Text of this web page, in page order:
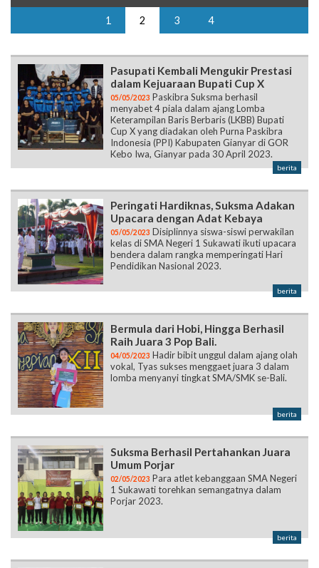
1 2 3 4
Pasupati Kembali Mengukir Prestasi
dalam Kejuaraan Bupati Cup X
05/05/2023 Paskibra Suksma berhasil
menyabet 4 piala dalam ajang Lomba
Keterampilan Baris Berbaris (LKBB) Bupati
Cup X yang diadakan oleh Purna Paskibra
Indonesia (PPI) Kabupaten Gianyar di GOR
Kebo Iwa, Gianyar pada 30 April 2023.
berita
Peringati Hardiknas, Suksma Adakan
Upacara dengan Adat Kebaya
05/05/2023 Disiplinnya siswa-siswi perwakilan
kelas di SMA Negeri 1 Sukawati ikuti upacara
bendera dalam rangka memperingati Hari
Pendidikan Nasional 2023.
berita
Bermula dari Hobi, Hingga Berhasil
Raih Juara 3 Pop Bali.
04/05/2023 Hadir bibit unggul dalam ajang olah
vokal, Tyas sukses menggaet juara 3 dalam
lomba menyanyi tingkat SMA/SMK se-Bali.
berita
Suksma Berhasil Pertahankan Juara
Umum Porjar
02/05/2023 Para atlet kebanggaan SMA Negeri
1 Sukawati torehkan semangatnya dalam
Porjar 2023.
berita